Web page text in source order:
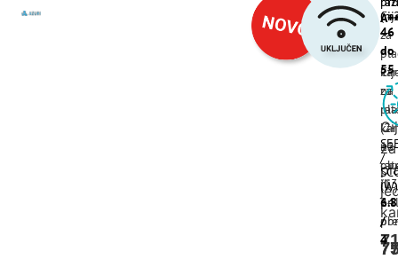
za
za
na
(2-
12
ili
za
na
24
46
do
55
/
(W)
6.8
/
4